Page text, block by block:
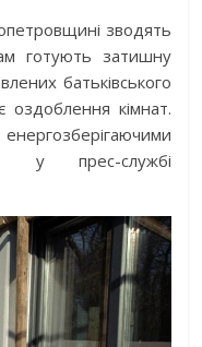
зводять
готують затишну
батьківського
оздоблення кімнат.
у прес-службі